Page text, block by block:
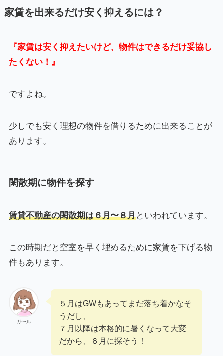
家賃を出来るだけ安く抑えるには？
『家賃は安く抑えたいけど、物件はできるだけ妥協し
たくない！』
ですよね。
少しでも安く理想の物件を借りるために出来ることが
あります。
閑散期に物件を探す
賃貸不動産の閑散期は６月〜８月といわれています。
この時期だと空室を早く埋めるために家賃を下げる物
件もあります。
ガ〜ル
５月はGWもあってまだ落ち着かなそ
うだし、
７月以降は本格的に暑くなって大変
だから、６月に探そう！